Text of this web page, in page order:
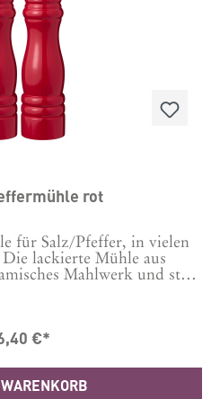
rot
für Salz/Pfeffer, in vielen
lackierte Mühle aus
Mahlwerk und stellt
S oder P auf der Schraube
cm hoch, Durchmesser
in CN
€*